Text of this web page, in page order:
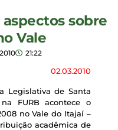
sobre
Vale
21:22
02.03.2010
Legislativa de Santa
FURB acontece o
no Vale do Itajaí –
acadêmica de